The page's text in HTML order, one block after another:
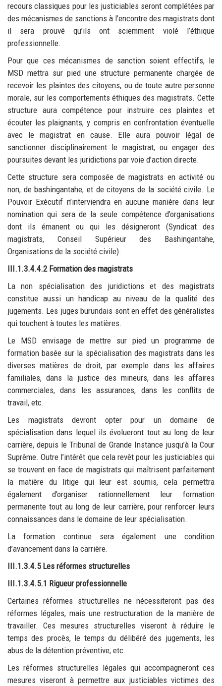
recours classiques pour les justiciables seront complétées par
des mécanismes de sanctions à l’encontre des magistrats dont
il sera prouvé qu’ils ont sciemment violé l’éthique
professionnelle.
Pour que ces mécanismes de sanction soient effectifs, le
MSD mettra sur pied une structure permanente chargée de
recevoir les plaintes des citoyens, ou de toute autre personne
morale, sur les comportements éthiques des magistrats. Cette
structure aura compétence pour instruire ces plaintes et
écouter les plaignants, y compris en confrontation éventuelle
avec le magistrat en cause. Elle aura pouvoir légal de
sanctionner disciplinairement le magistrat, ou engager des
poursuites devant les juridictions par voie d’action directe.
Cette structure sera composée de magistrats en activité ou
non, de bashingantahe, et de citoyens de la société civile. Le
Pouvoir Exécutif n’interviendra en aucune manière dans leur
nomination qui sera de la seule compétence d’organisations
dont ils émanent ou qui les désigneront (Syndicat des
magistrats, Conseil Supérieur des Bashingantahe,
Organisations de la société civile).
III.1.3.4.4.2 Formation des magistrats
La non spécialisation des juridictions et des magistrats
constitue aussi un handicap au niveau de la qualité des
jugements. Les juges burundais sont en effet des généralistes
qui touchent à toutes les matières.
Le MSD envisage de mettre sur pied un programme de
formation basée sur la spécialisation des magistrats dans les
diverses matières de droit, par exemple dans les affaires
familiales, dans la justice des mineurs, dans les affaires
commerciales, dans les assurances, dans les conflits de
travail, etc.
Les magistrats devront opter pour un domaine de
spécialisation dans lequel ils évolueront tout au long de leur
carrière, depuis le Tribunal de Grande Instance jusqu’à la Cour
Suprême. Outre l’intérêt que cela revêt pour les justiciables qui
se trouvent en face de magistrats qui maîtrisent parfaitement
la matière du litige qui leur est soumis, cela permettra
également d’organiser rationnellement leur formation
permanente tout au long de leur carrière, pour renforcer leurs
connaissances dans le domaine de leur spécialisation.
La formation continue sera également une condition
d’avancement dans la carrière.
III.1.3.4.5 Les réformes structurelles
III.1.3.4.5.1 Rigueur professionnelle
Certaines réformes structurelles ne nécessiteront pas des
réformes légales, mais une restructuration de la manière de
travailler. Ces mesures structurelles viseront à réduire le
temps des procès, le temps du délibéré des jugements, les
abus de la détention préventive, etc.
Les réformes structurelles légales qui accompagneront ces
mesures viseront à permettre aux justiciables victimes des